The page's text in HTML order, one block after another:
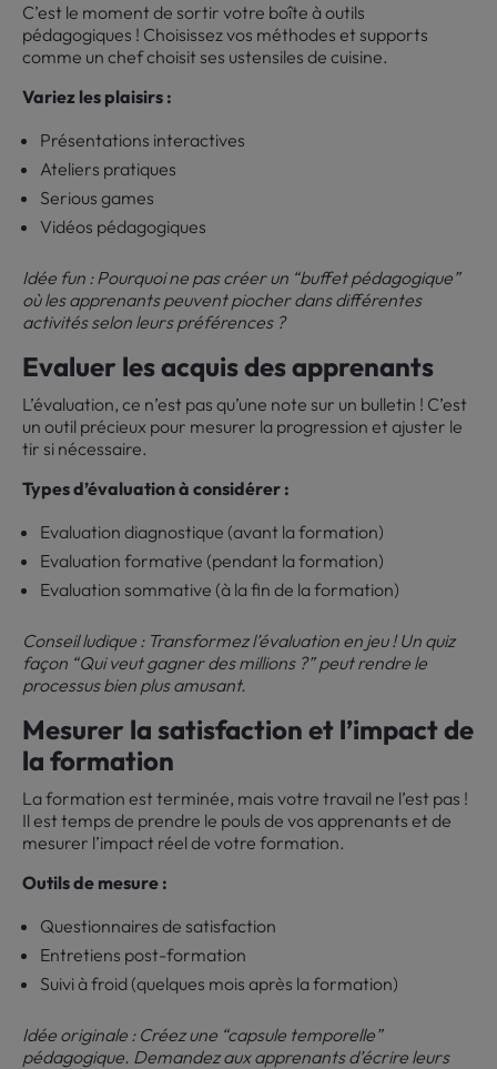
C’est le moment de sortir votre boîte à outils
pédagogiques ! Choisissez vos méthodes et supports
comme un chef choisit ses ustensiles de cuisine.
Variez les plaisirs :
Présentations interactives
Ateliers pratiques
Serious games
Vidéos pédagogiques
Idée fun : Pourquoi ne pas créer un “buffet pédagogique”
où les apprenants peuvent piocher dans différentes
activités selon leurs préférences ?
Evaluer les acquis des apprenants
L’évaluation, ce n’est pas qu’une note sur un bulletin ! C’est
un outil précieux pour mesurer la progression et ajuster le
tir si nécessaire.
Types d’évaluation à considérer :
Evaluation diagnostique (avant la formation)
Evaluation formative (pendant la formation)
Evaluation sommative (à la fin de la formation)
Conseil ludique : Transformez l’évaluation en jeu ! Un quiz
façon “Qui veut gagner des millions ?” peut rendre le
processus bien plus amusant.
Mesurer la satisfaction et l’impact de
la formation
La formation est terminée, mais votre travail ne l’est pas !
Il est temps de prendre le pouls de vos apprenants et de
mesurer l’impact réel de votre formation.
Outils de mesure :
Questionnaires de satisfaction
Entretiens post-formation
Suivi à froid (quelques mois après la formation)
Idée originale : Créez une “capsule temporelle”
pédagogique. Demandez aux apprenants d’écrire leurs